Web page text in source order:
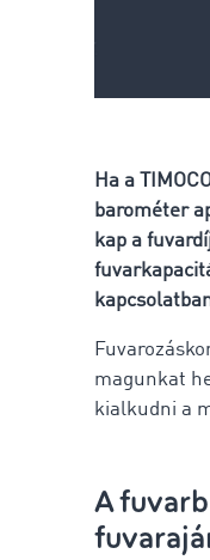
Ha a
barométer
kap a
magunkat
kialkudni a
A